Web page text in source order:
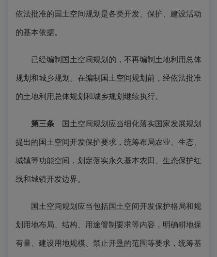
依法批准的国土空间规划是各类开发、保护、建设活动
的基本依据。
已经编制国土空间规划的，不再编制土地利用总体
规划和城乡规划。在编制国土空间规划前，经依法批准
的土地利用总体规划和城乡规划继续执行。
第三条 国土空间规划应当细化落实国家发展规划
提出的国土空间开发保护要求，统筹布局农业、生态、
城镇等功能空间，划定落实永久基本农田、生态保护红
线和城镇开发边界。
国土空间规划应当包括国土空间开发保护格局和规
划用地布局、结构、用途管制要求等内容，明确耕地保
有量、建设用地规模、禁止开垦的范围等要求，统筹基